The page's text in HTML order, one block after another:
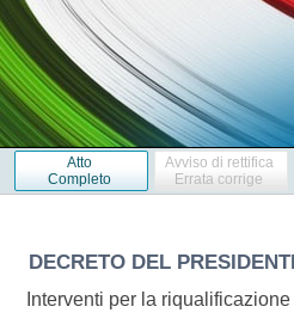
Atto
Completo
Avviso di rettifica
Errata corrige
DECRETO DEL
Interventi per la